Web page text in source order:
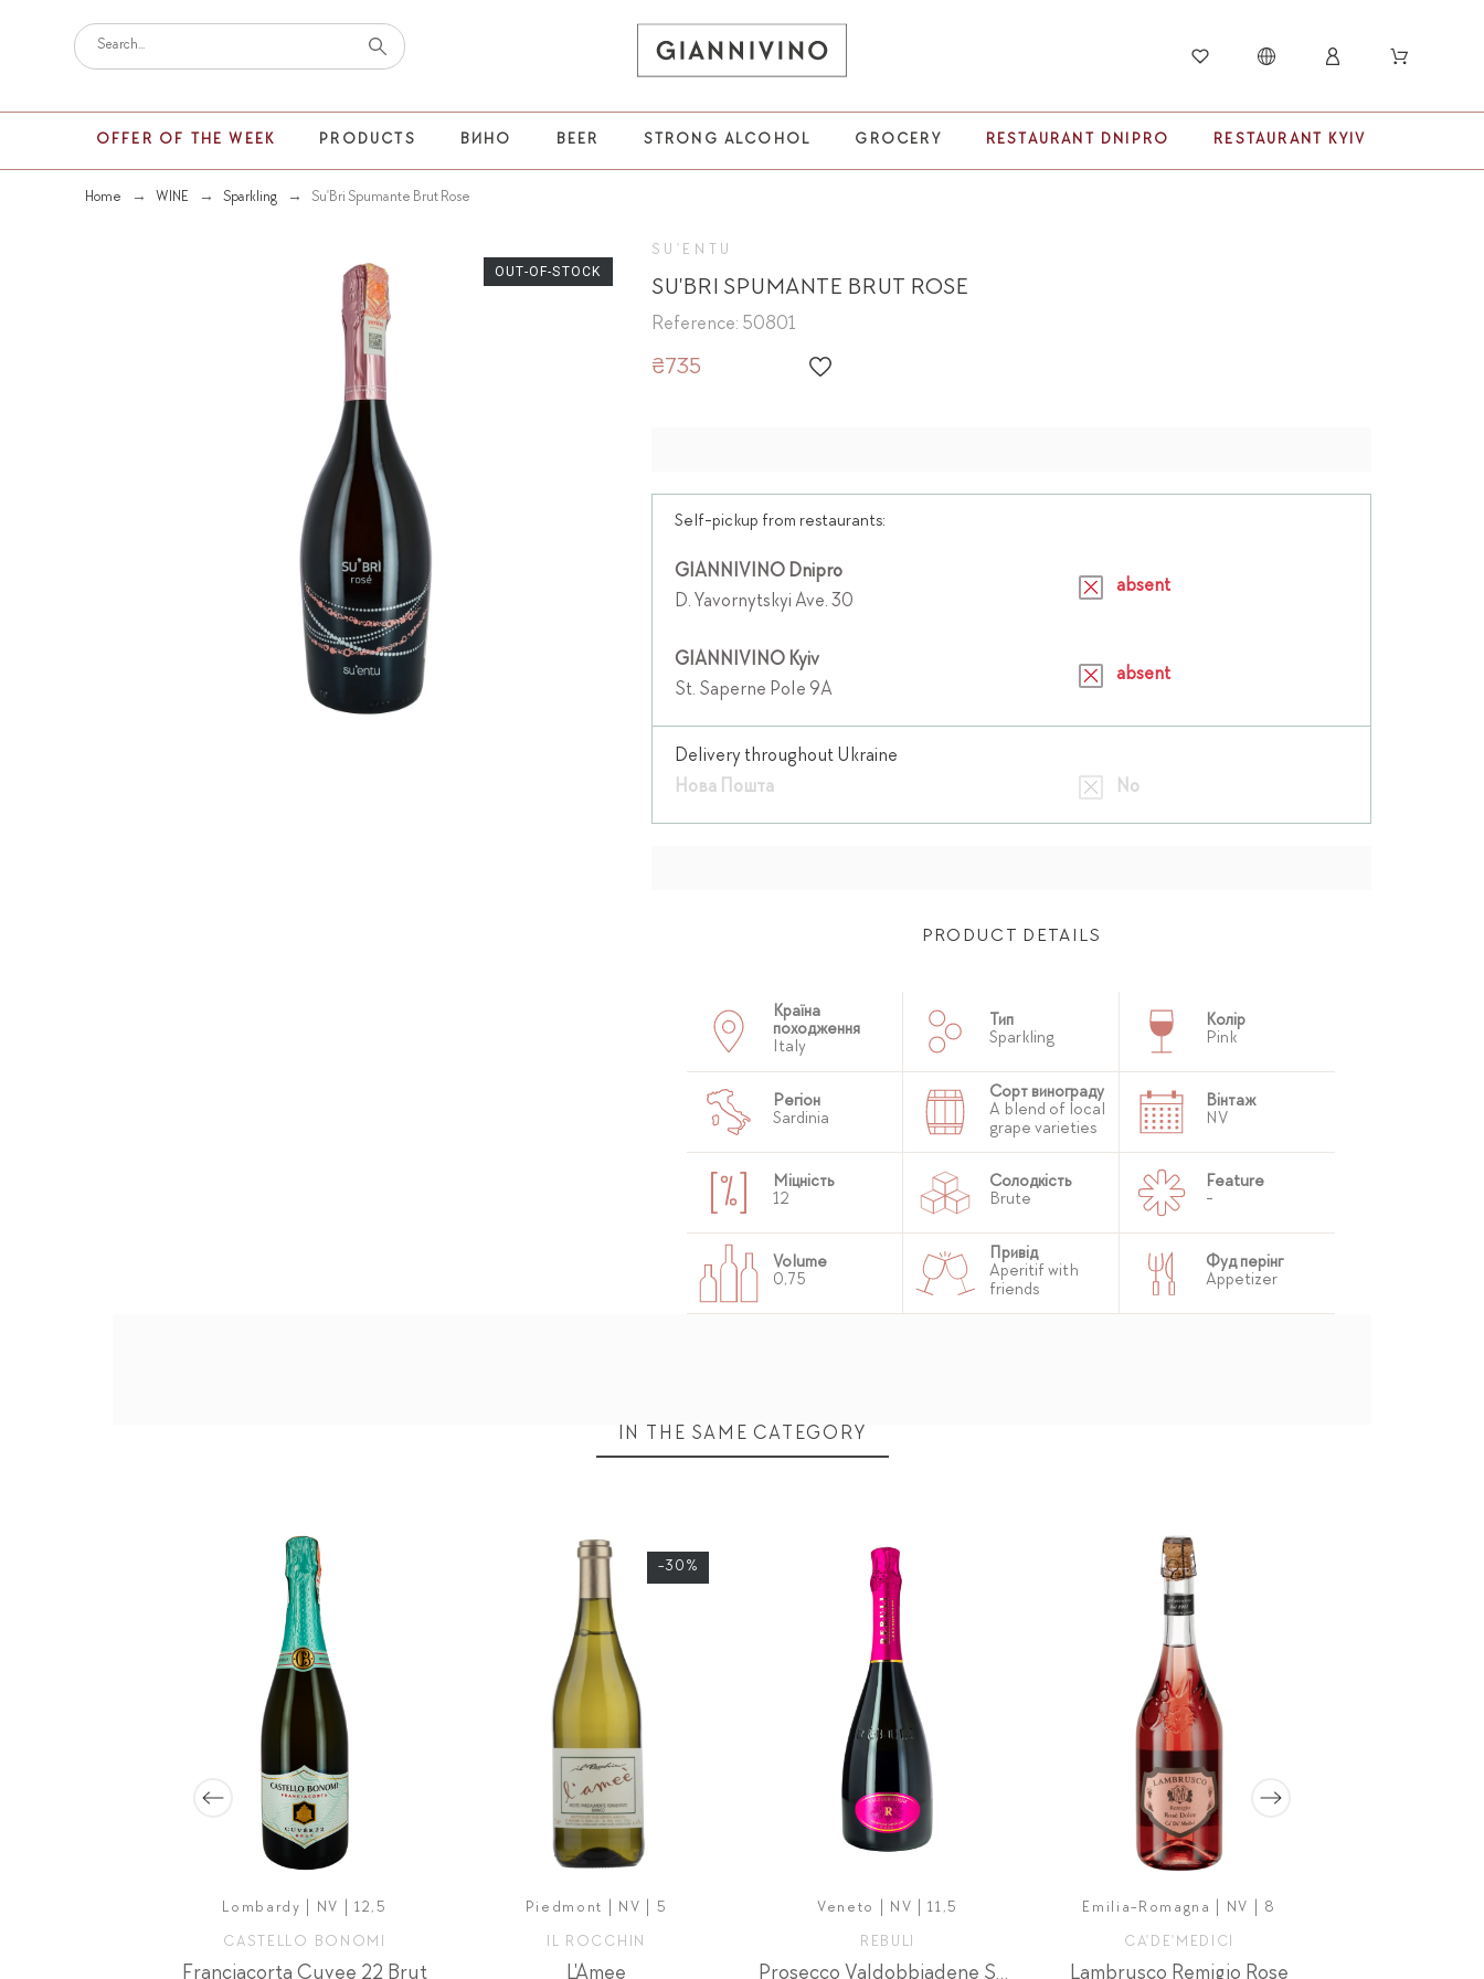
OFFER OF THE WEEK PRODUCTS ВИНО BEER STRONG ALCOHOL GROCERY RESTAURANT DNIPRO RESTAURANT KYIV
Home WINE Sparkling Su'Bri Spumante Brut Rose
OUT-OF-STOCK
SU'ENTU
SU'BRI SPUMANTE BRUT ROSE
Reference: 50801
₴735
Self-pickup from restaurants:
GIANNIVINO Dnipro
D. Yavornytskyi Ave. 30
absent
GIANNIVINO Kyiv
St. Saperne Pole 9A
absent
Delivery throughout Ukraine
Нова Пошта
No
PRODUCT DETAILS
Країна
походження
Italy
Тип
Sparkling
Колір
Pink
Регіон
Sardinia
Сорт винограду
A blend of local
grape varieties
Вінтаж
NV
Міцність
12
Солодкість
Brute
Feature
-
Volume
0,75
Привід
Aperitif with
friends
Фуд перінг
Appetizer
IN THE SAME CATEGORY
Lombardy | NV | 12,5
CASTELLO BONOMI
Piedmont | NV | 5
IL ROCCHIN
-30%
Veneto | NV | 11,5
REBULI
Emilia-Romagna | NV | 8
CA'DE'MEDICI